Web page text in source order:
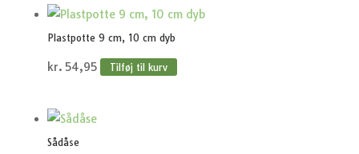
Plastpotte 9 cm, 10 cm dyb
kr. 54,95 Tilføj til kurv
Sådåse